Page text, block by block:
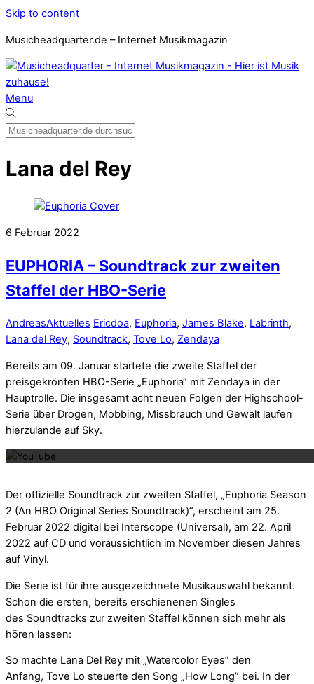
Skip to content
Musicheadquarter.de – Internet Musikmagazin
Menu
Lana del Rey
6 Februar 2022
EUPHORIA – Soundtrack zur zweiten
Staffel der HBO-Serie
AndreasAktuelles Ericdoa, Euphoria, James Blake, Labrinth,
Lana del Rey, Soundtrack, Tove Lo, Zendaya
Bereits am 09. Januar startete die zweite Staffel der
preisgekrönten HBO-Serie „Euphoria“ mit Zendaya in der
Hauptrolle. Die insgesamt acht neuen Folgen der Highschool-
Serie über Drogen, Mobbing, Missbrauch und Gewalt laufen
hierzulande auf Sky.
Mit dem
Der offizielle Soundtrack zur zweiten Staffel, „Euphoria Season
2 (An HBO Original Series Soundtrack)“, erscheint am 25.
Februar 2022 digital bei Interscope (Universal), am 22. April
2022 auf CD und voraussichtlich im November diesen Jahres
auf Vinyl.
Die Serie ist für ihre ausgezeichnete Musikauswahl bekannt.
Schon die ersten, bereits erschienenen Singles
des Soundtracks zur zweiten Staffel können sich mehr als
hören lassen:
So machte Lana Del Rey mit „Watercolor Eyes” den
Anfang, Tove Lo steuerte den Song „How Long” bei. In der